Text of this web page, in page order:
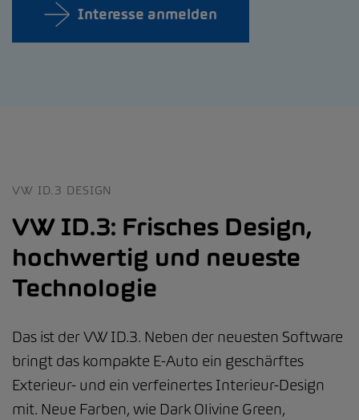
Interesse anmelden
VW ID.3 DESIGN
VW ID.3: Frisches Design,
hochwertig und neueste
Technologie
Das ist der VW ID.3. Neben der neuesten Software
bringt das kompakte E-Auto ein geschärftes
Exterieur- und ein verfeinertes Interieur-Design
mit. Neue Farben, wie Dark Olivine Green,